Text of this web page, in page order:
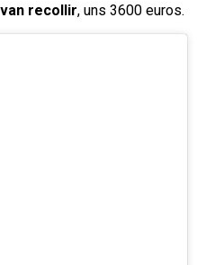
recollir, uns 3600 euros.